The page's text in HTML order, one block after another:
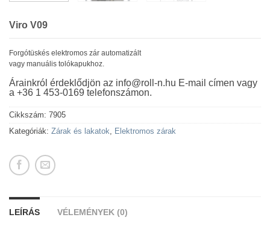
Viro V09
Forgótüskés elektromos zár automatizált
vagy manuális tolókapukhoz.
Árainkról érdeklődjön az info@roll-n.hu E-mail címen vagy
a +36 1 453-0169 telefonszámon.
Cikkszám: 7905
Kategóriák: Zárak és lakatok, Elektromos zárak
LEÍRÁS VÉLEMÉNYEK (0)